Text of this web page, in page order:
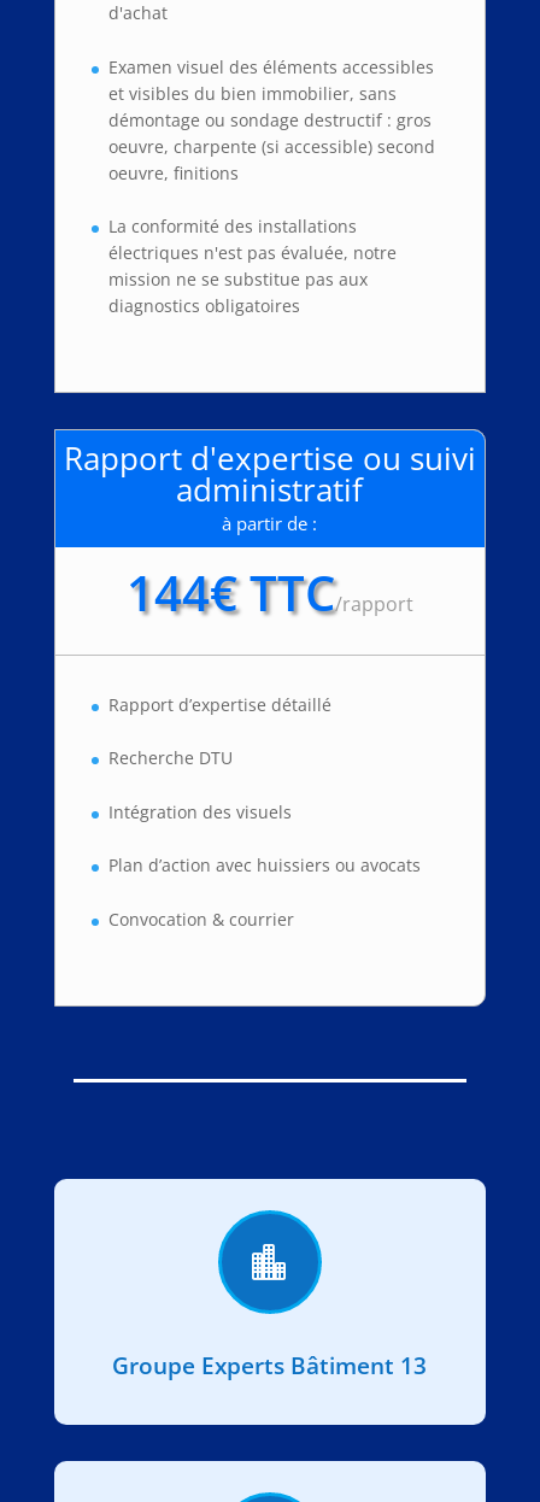
d'achat
Examen visuel des éléments accessibles
et visibles du bien immobilier, sans
démontage ou sondage destructif : gros
oeuvre, charpente (si accessible) second
oeuvre, finitions
La conformité des installations
électriques n'est pas évaluée, notre
mission ne se substitue pas aux
diagnostics obligatoires
Rapport d'expertise ou suivi
administratif
à partir de :
144€ TTC/rapport
Rapport d’expertise détaillé
Recherche DTU
Intégration des visuels
Plan d’action avec huissiers ou avocats
Convocation & courrier

Groupe Experts Bâtiment 13